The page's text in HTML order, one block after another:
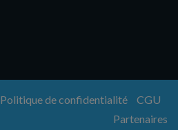
Politique de confidentialité
CGU
Partenaires